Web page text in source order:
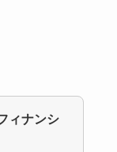
ィナンシ